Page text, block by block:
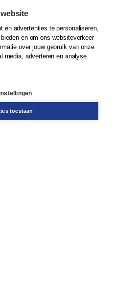
en advertenties te personaliseren,
en om ons websiteverkeer
over jouw gebruik van onze
media, adverteren en analyse.
toestaan